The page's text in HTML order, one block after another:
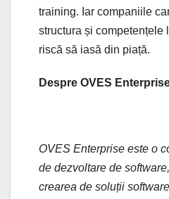
training. Iar companiile
structura și competențele
riscă să iasă din piață.
Despre OVES
OVES Enterprise este o
de dezvoltare de
crearea de soluții